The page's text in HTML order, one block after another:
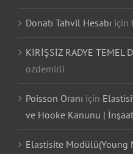
Donatı Tahvil Hesabı için
KİRİŞSİZ RADYE TEMEL
özdemirli
Poisson Oranı için
ve Hooke Kanunu |
Elastisite Modülü(Young